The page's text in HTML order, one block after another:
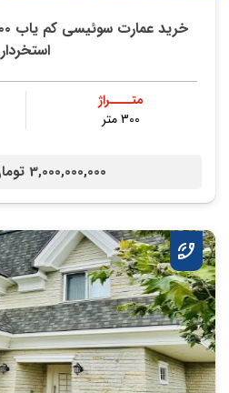
استخردار
متــــراژ
300 متر
3,000,000,000 تومان /